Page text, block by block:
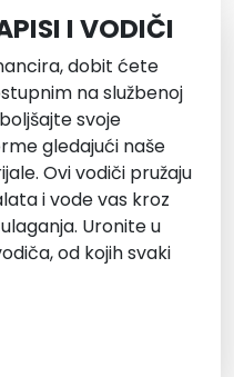
I VODIČI
dobit ćete
na službenoj
svoje
gledajući naše
Ovi vodiči pružaju
i vode vas kroz
Uronite u
od kojih svaki